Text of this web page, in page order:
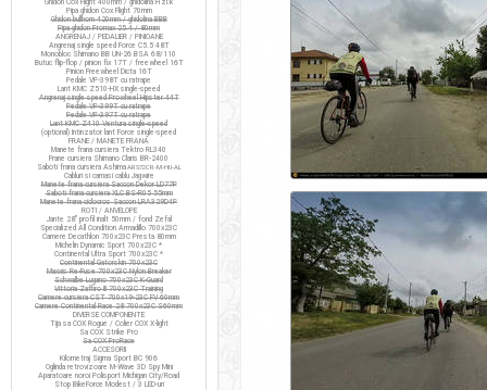
Pipa ghidon Cox Flight 70mm
Ghidon bullhorn 420mm / ghidolina BBB
Pipa ghidon Promax 25.4 / 80mm
ANGRENAJ / PEDALIER / PINIOANE
Angrenaj single speed Force C5.5 48T
Monobloc Shimano BB UN-26 BSA 68/110
Butuc flip-flop / pinion fix 17T / freewheel 16T
Pinion Freewheel Dicta 16T
Pedale VP-398T cu ratrape
Lant KMC Z510-HX single-speed
Angrenaj single speed Prowheel Hipster 44T
Pedale VP-399T cu ratrape
Pedale VP-397T cu ratrape
Lant KMC Z410 Ventura single-speed
(optional) Intinzator lant Force single-speed
FRANE / MANETE FRANA
Manete frana cursiera Tektro RL340
Frane cursiera Shimano Claris BR-2400
Saboti frana cursiera AshimaARS72CR-M-HU-AL
Cabluri si camasi cablu Jagwire
Manete frana cursiera Saccon Dekor LD77P
Saboti frana cursiera XLC BS-R05 55mm
Manete frana ciclocros Saccon LRA329D4P
ROTI / ANVELOPE
Jante 28" profil inalt 50mm / fond Zefal
Specialized All Condition Armadillo 700x23C
Camere Decathlon 700x23C Presta 80mm
Michelin Dynamic Sport 700x23C *
Continental Ultra Sport 700x23C *
Continental Gatorskin 700x23C
Maxxis Re-Fuse 700x23C Nylon Breaker
Schwalbe Lugano 700x23C K-Guard
Vittoria Zaffiro III 700x23C Training
Camere cursiera CST 700x19-23C FV 60mm
Camere Continental Race 28 700x23C S60mm
DIVERSE COMPONENTE
Tija sa COX Rogue / Colier COX X-light
Sa COX Strike Pro
Sa COX ProRace
ACCESORII
Kilometraj Sigma Sport BC 906
Oglinda retrovizoare M-Wave 3D Spy Mini
Aparatoare noroi Polisport Michigan City/Road
Stop BikeForce Modest / 3 LED-uri